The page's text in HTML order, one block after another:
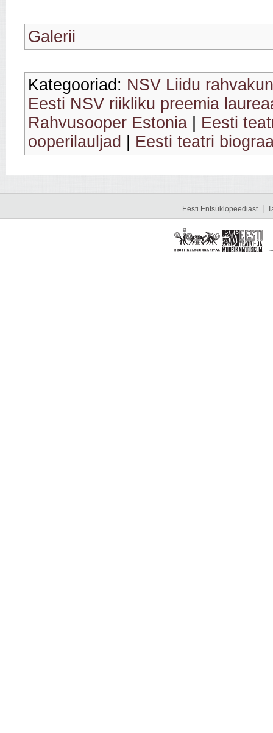
Galerii
Kategooriad: NSV Liidu
Eesti NSV riikliku preemia
Rahvusooper Estonia
Eesti
ooperilauljad
Eesti teatri
Eesti Entsüklopeediast